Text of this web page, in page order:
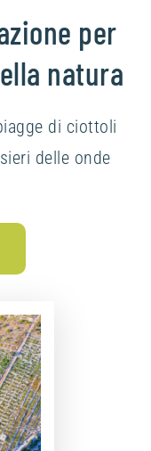
per
natura
di ciottoli
delle onde